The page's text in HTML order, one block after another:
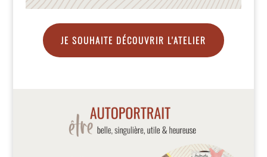
JE SOUHAITE DÉCOUVRIR L'ATELIER